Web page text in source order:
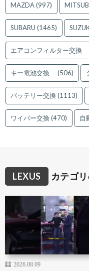
MAZDA(997)
SUBARU (1465)
エアコンフィルター交換
キー電池交換 (506)
バッテリー交換(1113)
ワイパー交換(470) 自
LEXUS カテゴ
2026.08.09